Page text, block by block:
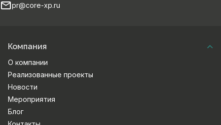
pr@core-xp.ru
Компания
О компании
Реализованные проекты
Новости
Мероприятия
Блог